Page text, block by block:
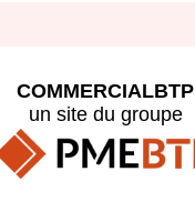
COMMERCIALBTP
un site du groupe